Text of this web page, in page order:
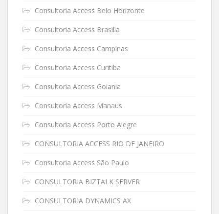
Consultoria Access Belo Horizonte
Consultoria Access Brasilia
Consultoria Access Campinas
Consultoria Access Curitiba
Consultoria Access Goiania
Consultoria Access Manaus
Consultoria Access Porto Alegre
CONSULTORIA ACCESS RIO DE JANEIRO
Consultoria Access São Paulo
CONSULTORIA BIZTALK SERVER
CONSULTORIA DYNAMICS AX